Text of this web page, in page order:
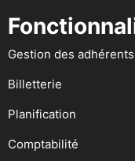
Gestion des adhérents
Billetterie
Planification
Comptabilité